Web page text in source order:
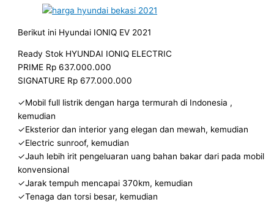
Berikut ini Hyundai IONIQ EV 2021
Ready Stok HYUNDAI IONIQ ELECTRIC
PRIME Rp 637.000.000
SIGNATURE Rp 677.000.000
✓Mobil full listrik dengan harga termurah di Indonesia ,
kemudian
✓Eksterior dan interior yang elegan dan mewah, kemudian
✓Electric sunroof, kemudian
✓Jauh lebih irit pengeluaran uang bahan bakar dari pada mobil
konvensional
✓Jarak tempuh mencapai 370km, kemudian
✓Tenaga dan torsi besar, kemudian